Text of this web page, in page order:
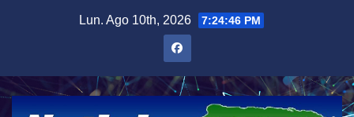
Lun. Ago 10th, 2026 7:24:47 PM